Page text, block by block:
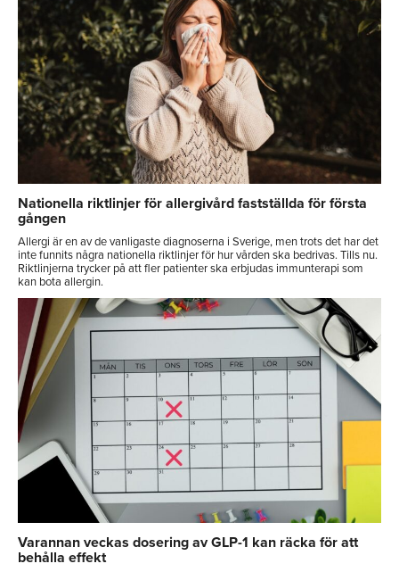
Nationella riktlinjer för allergivård fastställda för första
gången
Allergi är en av de vanligaste diagnoserna i Sverige, men trots det har det
inte funnits några nationella riktlinjer för hur vården ska bedrivas. Tills nu.
Riktlinjerna trycker på att fler patienter ska erbjudas immunterapi som
kan bota allergin.
Varannan veckas dosering av GLP-1 kan räcka för att
behålla effekt